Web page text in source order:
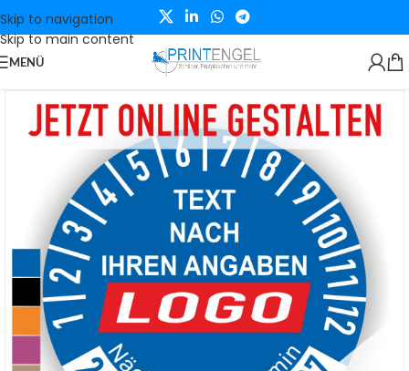
Skip to navigation
Skip to main content
MENÜ